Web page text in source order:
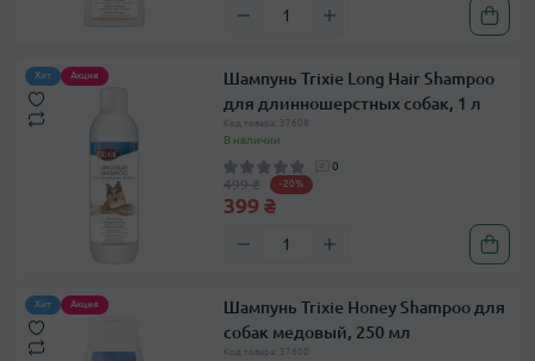
Хит Акция
Шампунь Trixie Long Hair Shampoo
для длинношерстных собак, 1 л
Код товара: 37608
В наличии
0
499 ₴ -20%
399 ₴
Хит Акция
Шампунь Trixie Honey Shampoo для
собак медовый, 250 мл
Код товара: 37600